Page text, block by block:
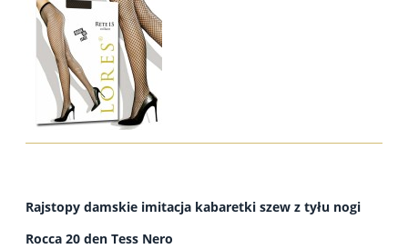
Rajstopy damskie imitacja kabaretki szew z tyłu nogi
Rocca 20 den Tess Nero